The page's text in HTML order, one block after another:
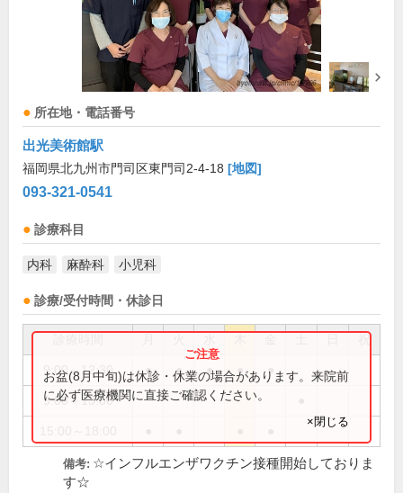
所在地・電話番号
出光美術館駅
福岡県北九州市門司区東門司2-4-18 [地図]
093-321-0541
診療科目
内科 麻酔科 小児科
診療/受付時間・休診日
祝
9:00～12:30 ● ● ● ● ●
9:00～13:00
お盆(8月中旬)は休診・休業の場合があります。来院前
に必ず医療機関に直接ご確認ください。
×閉じる
備考: ☆インフルエンザワクチン接種開始しておりま
す☆